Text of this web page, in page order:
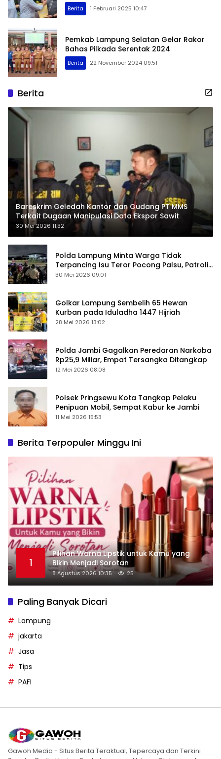
Berita 1 Februari 2025 10:47
Pemkab Lampung Selatan Gelar Rakor
Bahas Pilkada Serentak 2024
Berita 22 November 2024 09:51
Berita
Bareskrim Geledah Kantor dan Gudang PT MMS
Terkait Dugaan Manipulasi Data Ekspor Sawit
30 Mei 2026 11:32
Polda Lampung Minta Warga Tidak
Terpancing Isu Teror Pocong Palsu, Patroli
Keamanan Ditingkatkan
30 Mei 2026 09:01
Golkar Lampung Sembelih 65 Hewan
Kurban pada Iduladha 1447 Hijriah
28 Mei 2026 13:02
Polda Jambi Gagalkan Peredaran Narkoba
Rp25,9 Miliar, Empat Tersangka Ditangkap
12 Mei 2026 08:08
Polsek Pringsewu Kota Tangkap Pelaku
Penipuan Mobil, Sempat Kabur ke Jambi
11 Mei 2026 15:53
Berita Terpopuler Minggu Ini
1
Pilihan Warna Lipstik untuk Kamu yang
Bikin Menjadi Sorotan
8 Agustus 2026 10:35 25
Paling Banyak Dicari
Lampung
jakarta
Jasa
Tips
PAFI
Gawoh Media - Situs Berita Teraktual, Tepercaya dan Terkini